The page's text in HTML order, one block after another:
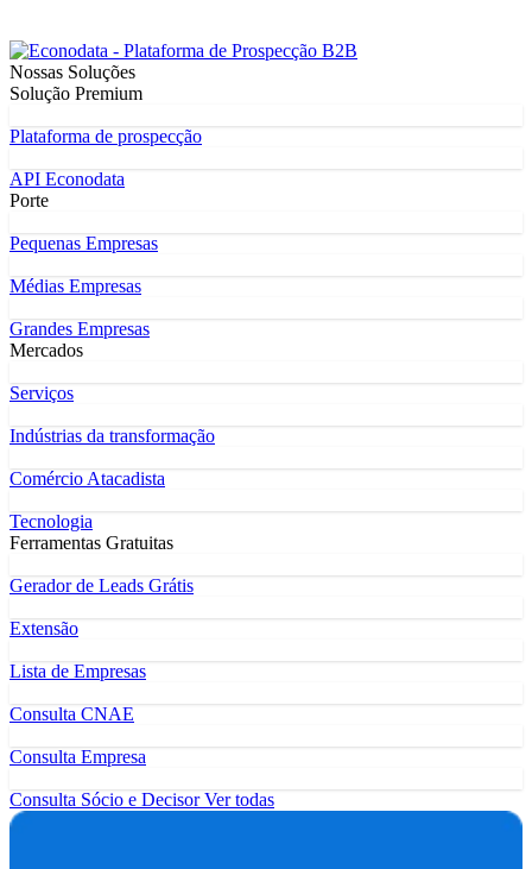
Nossas Soluções
Solução Premium
Plataforma de prospecção
API Econodata
Porte
Pequenas Empresas
Médias Empresas
Grandes Empresas
Mercados
Serviços
Indústrias da transformação
Comércio Atacadista
Tecnologia
Ferramentas Gratuitas
Gerador de Leads Grátis
Extensão
Lista de Empresas
Consulta CNAE
Consulta Empresa
Consulta Sócio e DecisorVer todas